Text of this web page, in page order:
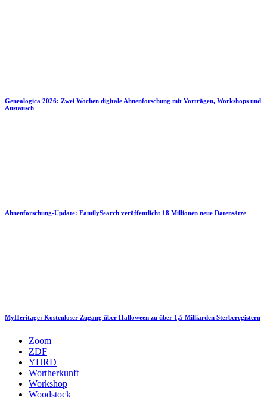
Genealogica 2026: Zwei Wochen digitale Ahnenforschung mit Vorträgen, Workshops und
Austausch
Ahnenforschung-Update: FamilySearch veröffentlicht 18 Millionen neue Datensätze
MyHeritage: Kostenloser Zugang über Halloween zu über 1,5 Milliarden Sterberegistern
Zoom
ZDF
YHRD
Wortherkunft
Workshop
Woodstock